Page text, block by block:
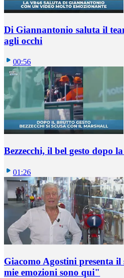
Di Giannantonio saluta il
agli occhi
00:56
Bezzecchi, il bel gesto dopo
01:26
Giacomo Agostini presenta
mie emozioni sono qui"